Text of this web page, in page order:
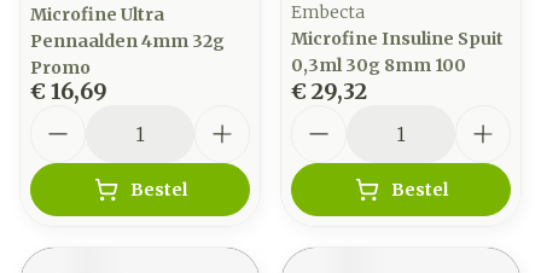
Microfine Ultra
Pennaalden 4mm 32g
Promo
€ 16,69
Bestel
Embecta
Microfine Insuline Spuit
0,3ml 30g 8mm 100
€ 29,32
Bestel